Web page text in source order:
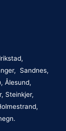
Sandnes,
Ålesund,
Steinkjer,